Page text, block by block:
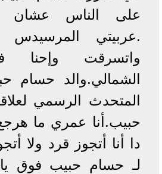
على الناس عشان
.عربيتي المرسيدس
واتسرقت وإحنا
الشمالي.والد حسام
المتحدث الرسمي
حبيب.أنا عمري ما
دا أنا أتجوز قرد ولا
لـ حسام حبيب فوق